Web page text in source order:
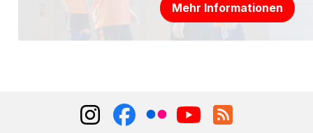
Mehr Informationen